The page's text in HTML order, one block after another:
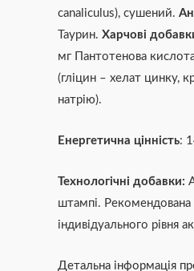
canaliculus), сушений.
Таурин. Харчові
мг Пантотенова
(гліцин – хелат цинку,
натрію).
Енергетична цінність:
Технологічні добавки:
штампі. Рекомендована
індивідуального рівня
Детальна інформація